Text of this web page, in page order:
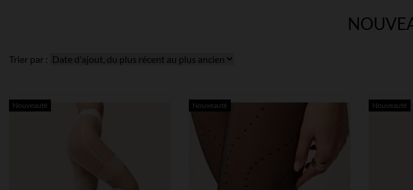
Trier par :
Nouveauté Nouveauté Nouveauté